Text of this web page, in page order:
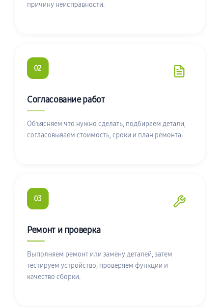
причину неисправности.
02
Согласование работ
Объясняем что нужно сделать, подбираем детали,
согласовываем стоимость, сроки и план ремонта.
03
Ремонт и проверка
Выполняем ремонт или замену деталей, затем
тестируем устройство, проверяем функции и
качество сборки.